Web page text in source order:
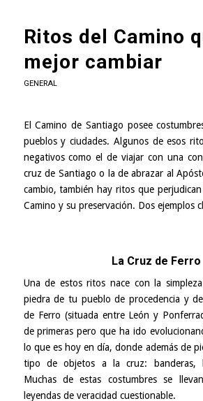
Ritos del Camino
mejor cambiar
GENERAL
El Camino de Santiago posee
pueblos y ciudades. Algunos de esos
negativos como el de viajar con una
cruz de Santiago o la de abrazar al
cambio, también hay ritos que
Camino y su preservación. Dos ejemplos
La Cruz de Ferro
Una de estos ritos nace con la
piedra de tu pueblo de procedencia y
de Ferro (situada entre León y
de primeras pero que ha ido
lo que es hoy en día, donde además de
tipo de objetos a la cruz: banderas,
Muchas de estas costumbres se
leyendas de veracidad cuestionable.